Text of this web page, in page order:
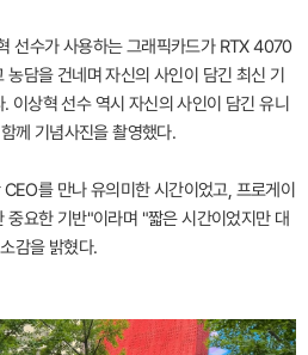
선수가 사용하는 그래픽카드가 RTX 4070
담을 건네며 자신의 사인이 담긴 최신 기
상혁 선수 역시 자신의 사인이 담긴 유니
께 기념사진을 촬영했다.
를 만나 유의미한 시간이었고, 프로게이
중요한 기반"이라며 "짧은 시간이었지만 대
감을 밝혔다.